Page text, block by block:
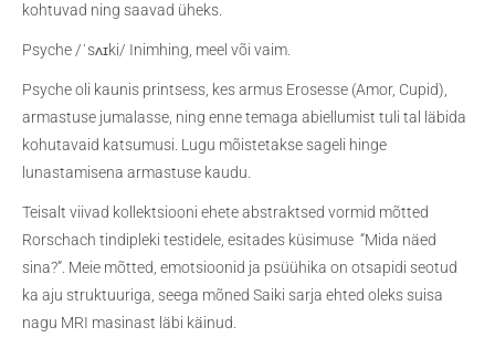
kohtuvad ning saavad üheks.
Psyche /ˈsʌɪki/ Inimhing, meel või vaim.
Psyche oli kaunis printsess, kes armus Erosesse (Amor, Cupid),
armastuse jumalasse, ning enne temaga abiellumist tuli tal läbida
kohutavaid katsumusi. Lugu mõistetakse sageli hinge
lunastamisena armastuse kaudu.
Teisalt viivad kollektsiooni ehete abstraktsed vormid mõtted
Rorschach tindipleki testidele, esitades küsimuse “Mida näed
sina?”. Meie mõtted, emotsioonid ja psüühika on otsapidi seotud
ka aju struktuuriga, seega mõned Saiki sarja ehted oleks suisa
nagu MRI masinast läbi käinud.